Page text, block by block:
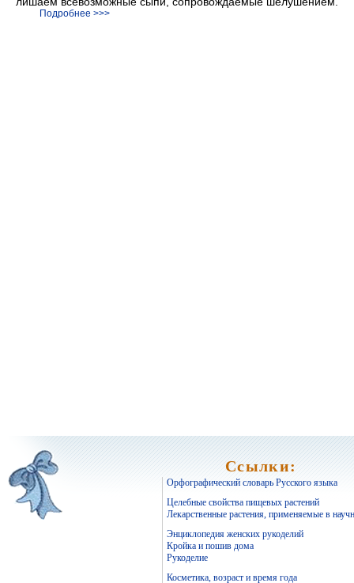
Подробнее >>>
Ссылки:
Орфографический словарь Русского языка
Целебные свойства пищевых растений
Лекарственные растения, применяемые в
Энциклопедия женских рукоделий
Кройка и пошив дома
Рукоделие
Косметика, возраст и время года